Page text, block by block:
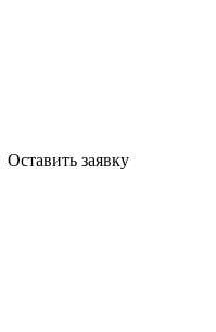
Оставить заявку